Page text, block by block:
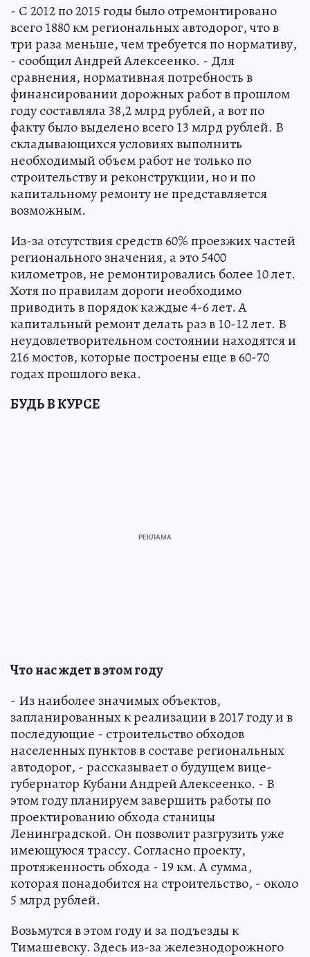
- С 2012 по 2015 годы было отремонтировано
всего 1880 км региональных автодорог, что в
три раза меньше, чем требуется по нормативу,
- сообщил Андрей Алексеенко. - Для
сравнения, нормативная потребность в
финансировании дорожных работ в прошлом
году составляла 38,2 млрд рублей, а вот по
факту было выделено всего 13 млрд рублей. В
складывающихся условиях выполнить
необходимый объем работ не только по
строительству и реконструкции, но и по
капитальному ремонту не представляется
возможным.
Из-за отсутствия средств 60% проезжих частей
регионального значения, а это 5400
километров, не ремонтировались более 10 лет.
Хотя по правилам дороги необходимо
приводить в порядок каждые 4-6 лет. А
капитальный ремонт делать раз в 10-12 лет. В
неудовлетворительном состоянии находятся и
216 мостов, которые построены еще в 60-70
годах прошлого века.
БУДЬ В КУРСЕ
Что нас ждет в этом году
- Из наиболее значимых объектов,
запланированных к реализации в 2017 году и в
последующие - строительство обходов
населенных пунктов в составе региональных
автодорог, - рассказывает о будущем вице-
губернатор Кубани Андрей Алексеенко. - В
этом году планируем завершить работы по
проектированию обхода станицы
Ленинградской. Он позволит разгрузить уже
имеющуюся трассу. Согласно проекту,
протяженность обхода - 19 км. А сумма,
которая понадобится на строительство, - около
5 млрд рублей.
Возьмутся в этом году и за подъезды к
Тимашевску. Здесь из-за железнодорожного